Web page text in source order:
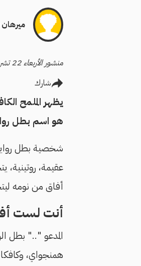
منشور الأربعاء 22 تشرين الثاني/نوفمبر 2017
شارك
يظهر الملمح
هو اسم بطل
شخصية بطل
عقيمة،
أفاق من نومه
أنت لست
المدعو ".." بطل
همنجواي،